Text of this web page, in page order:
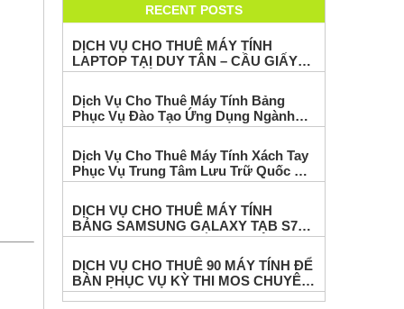
RECENT POSTS
DỊCH VỤ CHO THUÊ MÁY TÍNH
LAPTOP TẠI DUY TÂN – CẦU GIẤY
PHỤC VỤ ĐÀO TẠO POWER BI CHO
Dịch Vụ Cho Thuê Máy Tính Bảng
Phục Vụ Đào Tạo Ứng Dụng Ngành
Điện Tại Điện Lực Đinh Tiên Hoàng
Dịch Vụ Cho Thuê Máy Tính Xách Tay
Phục Vụ Trung Tâm Lưu Trữ Quốc Gia
Tại Hà Nội
DỊCH VỤ CHO THUÊ MÁY TÍNH
BẢNG SAMSUNG GALAXY TAB S7
FE PHỤC VỤ THI TRẮC NGHIỆM
DỊCH VỤ CHO THUÊ 90 MÁY TÍNH ĐỂ
BÀN PHỤC VỤ KỲ THI MOS CHUYÊN
NGHIỆP